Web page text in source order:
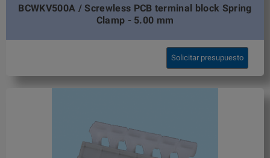
BCWKV500A / Screwless PCB terminal block Spring
Clamp - 5.00 mm
Solicitar presupuesto